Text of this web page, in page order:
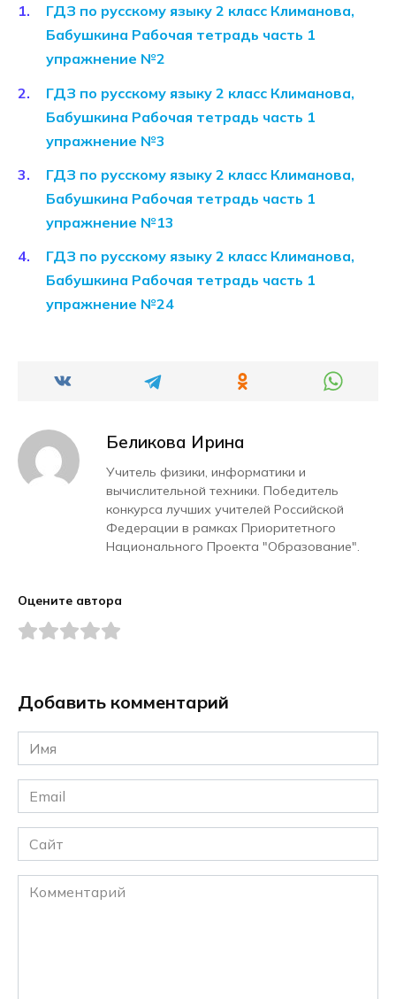
ГДЗ по русскому языку 2 класс Климанова,
Бабушкина Рабочая тетрадь часть 1
упражнение №2
ГДЗ по русскому языку 2 класс Климанова,
Бабушкина Рабочая тетрадь часть 1
упражнение №3
ГДЗ по русскому языку 2 класс Климанова,
Бабушкина Рабочая тетрадь часть 1
упражнение №13
ГДЗ по русскому языку 2 класс Климанова,
Бабушкина Рабочая тетрадь часть 1
упражнение №24
Беликова Ирина
Учитель физики, информатики и
вычислительной техники. Победитель
конкурса лучших учителей Российской
Федерации в рамках Приоритетного
Национального Проекта "Образование".
Оцените автора
Добавить комментарий
Имя
*
Email
*
Сайт
Комментарий